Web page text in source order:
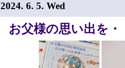
2024. 6. 5. Wed
お父様の思い出を・